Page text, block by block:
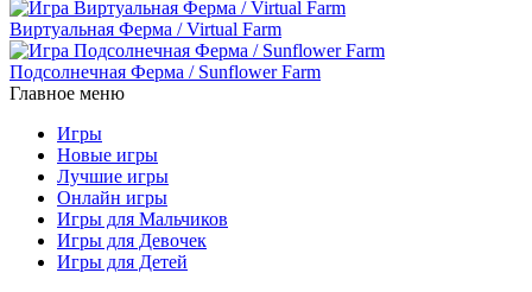
Виртуальная Ферма / Virtual Farm
Подсолнечная Ферма / Sunflower Farm
Главное меню
Игры
Новые игры
Лучшие игры
Онлайн игры
Игры для Мальчиков
Игры для Девочек
Игры для Детей